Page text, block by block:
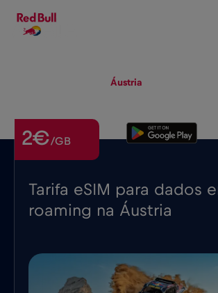
Áustria
Tarifa eSIM para dados
roaming na Áustria
2€/GB